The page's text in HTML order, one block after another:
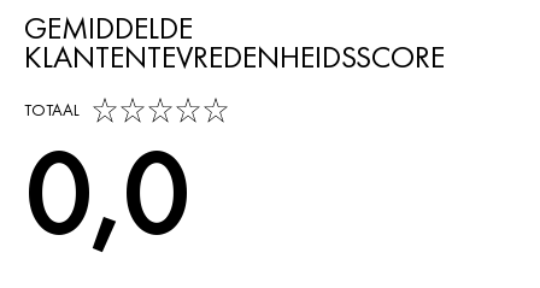
GEMIDDELDE
KLANTENTEVREDENHEIDSSCORE
TOTAAL
0,0 out of 5 stars
0,0